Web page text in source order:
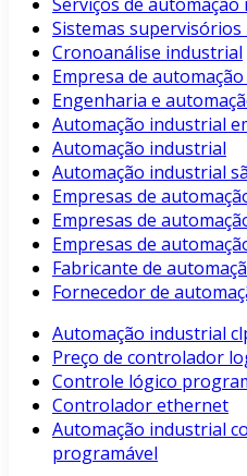
Sistemas
Cronoanálise industrial
Empresa de
Engenharia e
Automação industrial
Automação industrial
Automação industrial
Empresas de
Empresas de
Empresas de
Fabricante de
Fornecedor de
Automação industrial
Preço de controlador
Controle lógico
Controlador ethernet
Automação industrial
programável